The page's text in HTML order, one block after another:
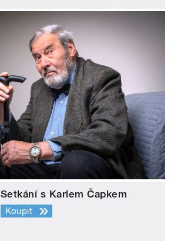
Setkání s Karlem Čapkem
Koupit